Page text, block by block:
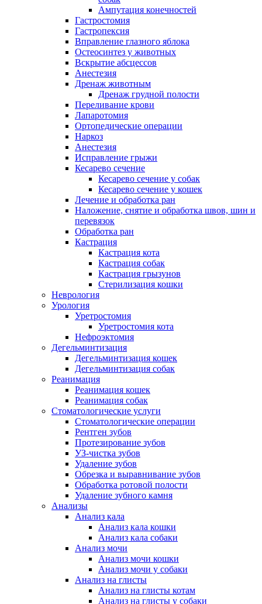
Ампутация конечностей
Гастростомия
Гастропексия
Вправление глазного яблока
Остеосинтез у животных
Вскрытие абсцессов
Анестезия
Дренаж животным
Дренаж грудной полости
Переливание крови
Лапаротомия
Ортопедические операции
Наркоз
Анестезия
Исправление грыжи
Кесарево сечение
Кесарево сечение у собак
Кесарево сечение у кошек
Лечение и обработка ран
Наложение, снятие и обработка швов, шин и
перевязок
Обработка ран
Кастрация
Кастрация кота
Кастрация собак
Кастрация грызунов
Стерилизация кошки
Неврология
Урология
Уретростомия
Уретростомия кота
Нефроэктомия
Дегельминтизация
Дегельминтизация кошек
Дегельминтизация собак
Реанимация
Реанимация кошек
Реанимация собак
Стоматологические услуги
Стоматологические операции
Рентген зубов
Протезирование зубов
УЗ-чистка зубов
Удаление зубов
Обрезка и выравнивание зубов
Обработка ротовой полости
Удаление зубного камня
Анализы
Анализ кала
Анализ кала кошки
Анализ кала собаки
Анализ мочи
Анализ мочи кошки
Анализ мочи у собаки
Анализ на глисты
Анализ на глисты котам
Анализ на глисты у собаки